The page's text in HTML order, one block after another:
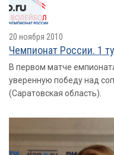
20 ноября 2010
Чемпионат России. 1
В первом матче
уверенную победу над
(Саратовская область).